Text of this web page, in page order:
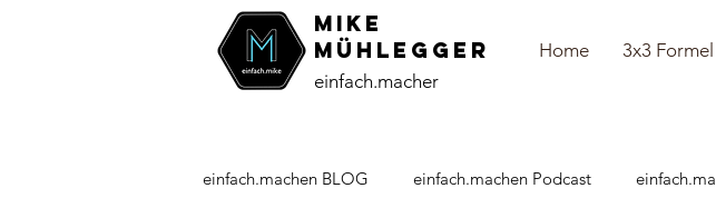
MiKE
Mühlegger
Home 3x3 Formel
einfach.macher
einfach.machen BLOG einfach.machen Podcast